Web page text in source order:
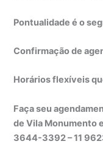
Pontualidade é o
Confirmação de
Horários flexíveis
Faça seu
de Vila Monumento
3644-3392 – 11